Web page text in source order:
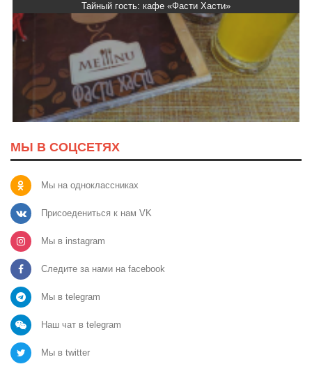
Тайный гость: кафе «Фасти Хасти»
МЫ В СОЦСЕТЯХ
Мы на одноклассниках
Присоедениться к нам VK
Мы в instagram
Следите за нами на facebook
Мы в telegram
Наш чат в telegram
Мы в twitter